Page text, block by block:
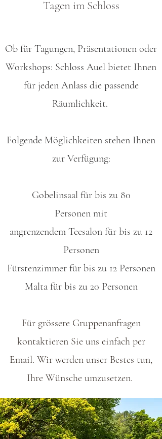
Tagen im Schloss
Ob für Tagungen, Präsentationen oder
Workshops: Schloss Auel bietet Ihnen
für jeden Anlass die passende
Räumlichkeit.
Folgende Möglichkeiten stehen Ihnen
zur Verfügung:
Gobelinsaalfür bis zu 80
Personen mit
angrenzendem Teesalon für bis zu 12
Personen
Fürstenzimmerfür bis zu 12 Personen
Malta für bis zu 20 Personen
Für grössere Gruppenanfragen
kontaktieren Sie uns einfach per
Email. Wir werden unser Bestes tun,
Ihre Wünsche umzusetzen.